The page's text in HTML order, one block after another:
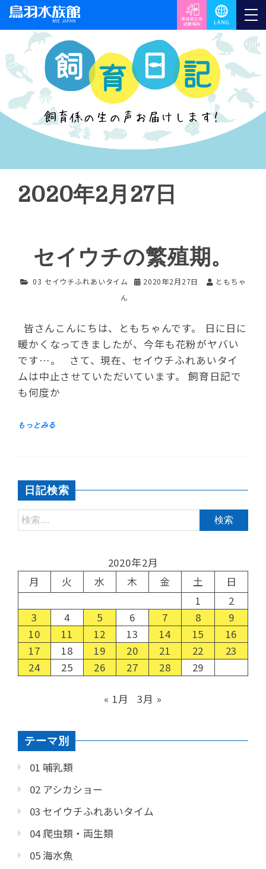
2020年2月27日
セイウチの繁殖期。
03 セイウチふれあいタイム 2020年2月27日
ともちゃ
ん
皆さんこんにちは、ともちゃんです。 日に日に
暖かくなってきましたが、今年も花粉がヤバい
です…。 さて、現在、セイウチふれあいタイ
ムは中止させていただいています。 飼育日記で
も何度か
日記検索
2020年2月
月
火 水 木 金 土
日
1
2
3
4 5 6 7 8
9
10
11 12 13 14 15
16
17
18 19 20 21 22
23
24
25 26 27 28 29
« 1月 3月 »
テーマ別
01 哺乳類
02 アシカショー
03 セイウチふれあいタイム
04 爬虫類・両生類
05 海水魚